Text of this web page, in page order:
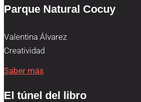
Parque Natural Cocuy
Valentina Álvarez
Creatividad
Saber más
El túnel del libro